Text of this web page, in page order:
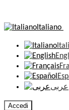
Italiano
عربى
Accedi